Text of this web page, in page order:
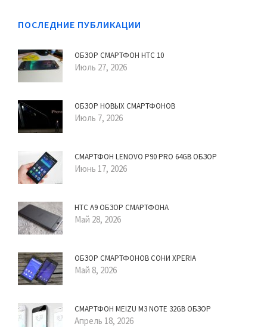
ПОСЛЕДНИЕ ПУБЛИКАЦИИ
ОБЗОР СМАРТФОН HTC 10
Июль 27, 2026
ОБЗОР НОВЫХ СМАРТФОНОВ
Июль 7, 2026
СМАРТФОН LENOVO P90 PRO 64GB ОБЗОР
Июнь 17, 2026
HTC A9 ОБЗОР СМАРТФОНА
Май 28, 2026
ОБЗОР СМАРТФОНОВ СОНИ XPERIA
Май 8, 2026
СМАРТФОН MEIZU M3 NOTE 32GB ОБЗОР
Апрель 18, 2026